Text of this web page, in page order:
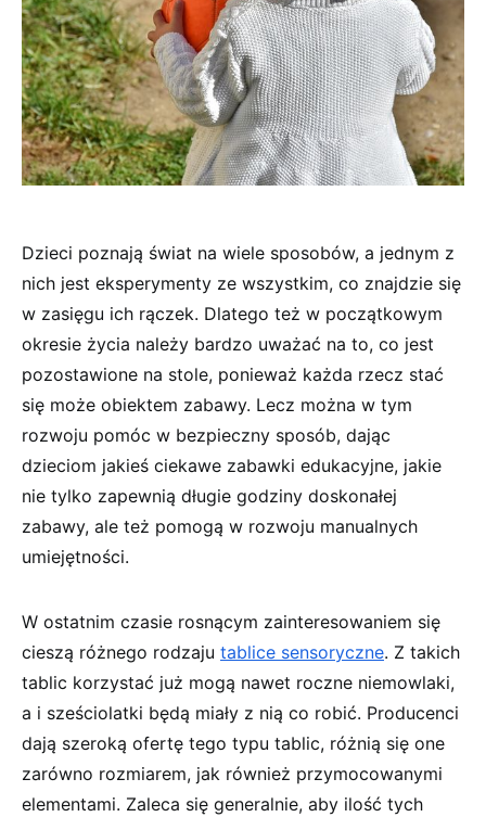
Dzieci poznają świat na wiele sposobów, a jednym z
nich jest eksperymenty ze wszystkim, co znajdzie się
w zasięgu ich rączek. Dlatego też w początkowym
okresie życia należy bardzo uważać na to, co jest
pozostawione na stole, ponieważ każda rzecz stać
się może obiektem zabawy. Lecz można w tym
rozwoju pomóc w bezpieczny sposób, dając
dzieciom jakieś ciekawe zabawki edukacyjne, jakie
nie tylko zapewnią długie godziny doskonałej
zabawy, ale też pomogą w rozwoju manualnych
umiejętności.
W ostatnim czasie rosnącym zainteresowaniem się
cieszą różnego rodzaju tablice sensoryczne. Z takich
tablic korzystać już mogą nawet roczne niemowlaki,
a i sześciolatki będą miały z nią co robić. Producenci
dają szeroką ofertę tego typu tablic, różnią się one
zarówno rozmiarem, jak również przymocowanymi
elementami. Zaleca się generalnie, aby ilość tych